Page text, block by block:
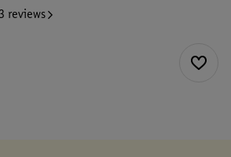
reviews